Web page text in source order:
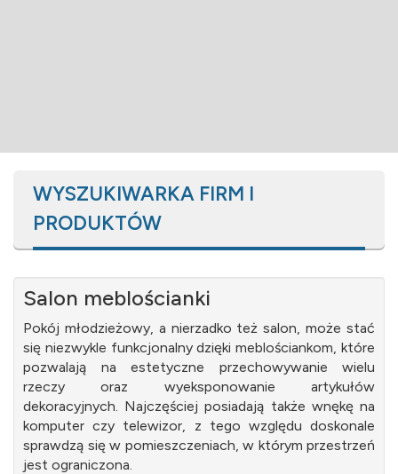
WYSZUKIWARKA FIRM I
PRODUKTÓW
Salon meblościanki
Pokój młodzieżowy, a nierzadko też salon, może stać
się niezwykle funkcjonalny dzięki meblościankom, które
pozwalają na estetyczne przechowywanie wielu
rzeczy oraz wyeksponowanie artykułów
dekoracyjnych. Najczęściej posiadają także wnękę na
komputer czy telewizor, z tego względu doskonale
sprawdzą się w pomieszczeniach, w którym przestrzeń
jest ograniczona.